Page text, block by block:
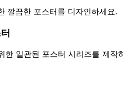
깔끔한 포스터를 디자인하세요.
한 일관된 포스터 시리즈를 제작